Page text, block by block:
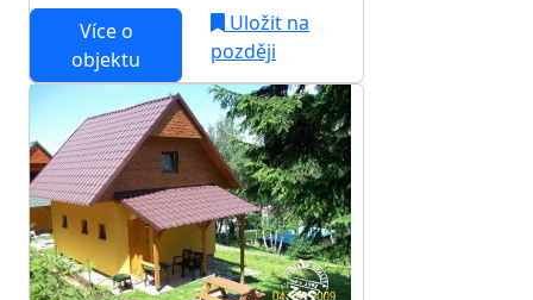
Více o
objektu
Uložit na
později